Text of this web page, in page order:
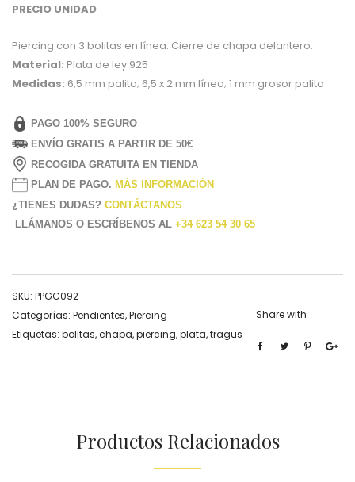
PRECIO UNIDAD
Piercing con 3 bolitas en línea. Cierre de chapa delantero.
Material: Plata de ley 925
Medidas: 6,5 mm palito; 6,5 x 2 mm línea; 1 mm grosor palito
PAGO 100% SEGURO
ENVÍO GRATIS A PARTIR DE 50€
RECOGIDA GRATUITA EN TIENDA
PLAN DE PAGO. MÁS INFORMACIÓN
¿TIENES DUDAS? CONTÁCTANOS
LLÁMANOS O ESCRÍBENOS AL +34 623 54 30 65
SKU: PPGC092
Categorías: Pendientes,Piercing
Etiquetas: bolitas,chapa,piercing,plata,tragus
Share with
Productos Relacionados